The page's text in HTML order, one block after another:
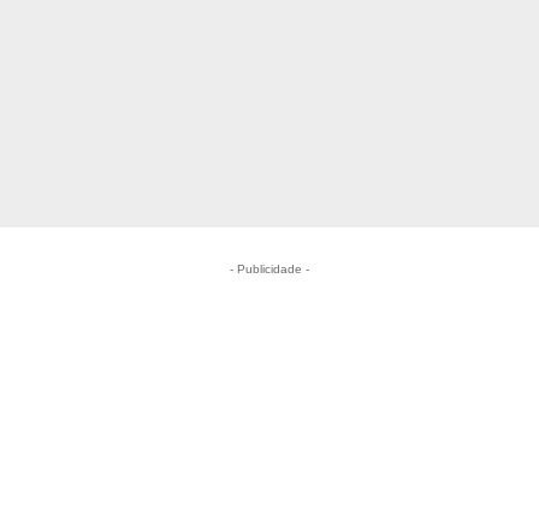
- Publicidade -